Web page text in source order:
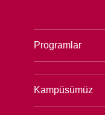
Programlar
Kampüsümüz